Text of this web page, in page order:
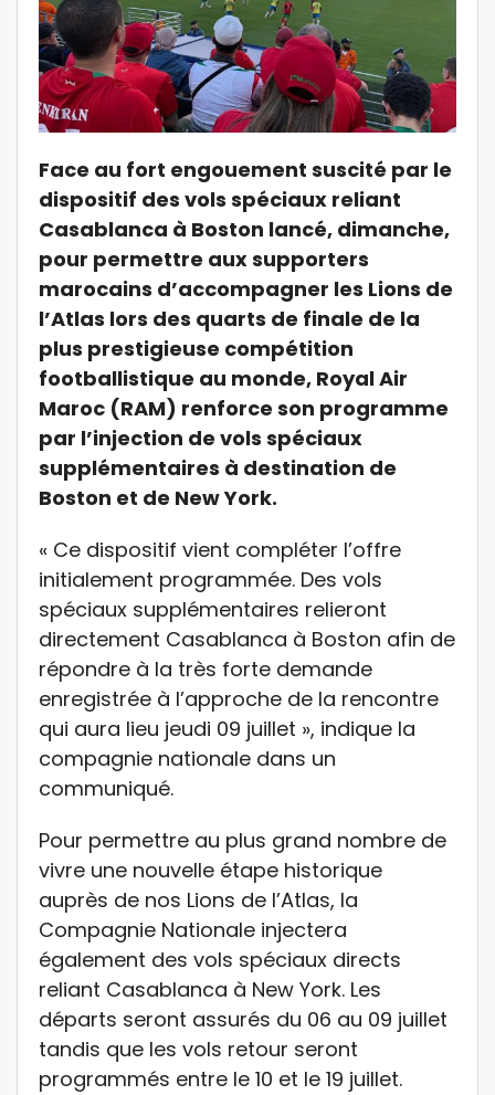
Face au fort engouement suscité par le
dispositif des vols spéciaux reliant
Casablanca à Boston lancé, dimanche,
pour permettre aux supporters
marocains d’accompagner les Lions de
l’Atlas lors des quarts de finale de la
plus prestigieuse compétition
footballistique au monde, Royal Air
Maroc (RAM) renforce son programme
par l’injection de vols spéciaux
supplémentaires à destination de
Boston et de New York.
« Ce dispositif vient compléter l’offre
initialement programmée. Des vols
spéciaux supplémentaires relieront
directement Casablanca à Boston afin de
répondre à la très forte demande
enregistrée à l’approche de la rencontre
qui aura lieu jeudi 09 juillet », indique la
compagnie nationale dans un
communiqué.
Pour permettre au plus grand nombre de
vivre une nouvelle étape historique
auprès de nos Lions de l’Atlas, la
Compagnie Nationale injectera
également des vols spéciaux directs
reliant Casablanca à New York. Les
départs seront assurés du 06 au 09 juillet
tandis que les vols retour seront
programmés entre le 10 et le 19 juillet.